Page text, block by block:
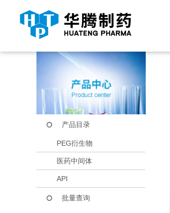
当前位置： 首页 产品中心
产品目录
PEG衍生物
医药中间体
API
批量查询